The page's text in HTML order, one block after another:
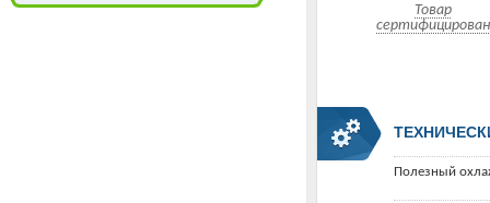
Товар
сертифицирован
Полезный